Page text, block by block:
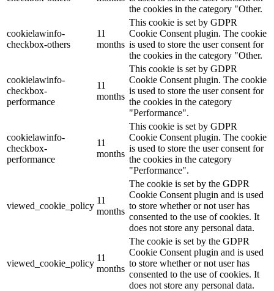
the cookies in the category "Other.
cookielawinfo-
checkbox-others
11
months
This cookie is set by GDPR
Cookie Consent plugin. The cookie
is used to store the user consent for
the cookies in the category "Other.
cookielawinfo-
checkbox-
performance
11
months
This cookie is set by GDPR
Cookie Consent plugin. The cookie
is used to store the user consent for
the cookies in the category
"Performance".
cookielawinfo-
checkbox-
performance
11
months
This cookie is set by GDPR
Cookie Consent plugin. The cookie
is used to store the user consent for
the cookies in the category
"Performance".
viewed_cookie_policy
11
months
The cookie is set by the GDPR
Cookie Consent plugin and is used
to store whether or not user has
consented to the use of cookies. It
does not store any personal data.
viewed_cookie_policy
11
months
The cookie is set by the GDPR
Cookie Consent plugin and is used
to store whether or not user has
consented to the use of cookies. It
does not store any personal data.